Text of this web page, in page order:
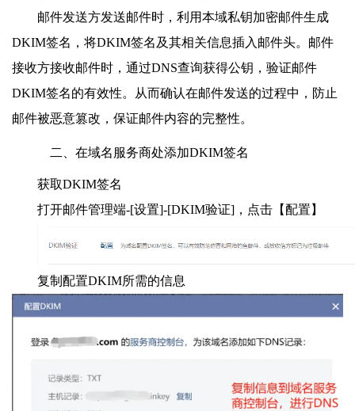
邮件发送方发送邮件时，利用本域私钥加密邮件生成
DKIM签名，将DKIM签名及其相关信息插入邮件头。邮件
接收方接收邮件时，通过DNS查询获得公钥，验证邮件
DKIM签名的有效性。从而确认在邮件发送的过程中，防止
邮件被恶意篡改，保证邮件内容的完整性。
二、在域名服务商处添加DKIM签名
获取DKIM签名
打开邮件管理端-[设置]-[DKIM验证]，点击【配置】
复制配置DKIM所需的信息